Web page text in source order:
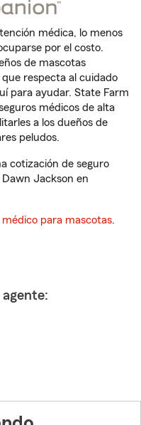
médica, lo menos
por el costo.
de mascotas
respecta al cuidado
para ayudar. State Farm
médicos de alta
a los dueños de
peludos.
cotización de seguro
Jackson en
para mascotas.